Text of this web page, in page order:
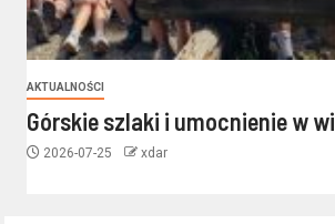
AKTUALNOŚCI
Górskie szlaki i umocnienie w
2026-07-25 xdar